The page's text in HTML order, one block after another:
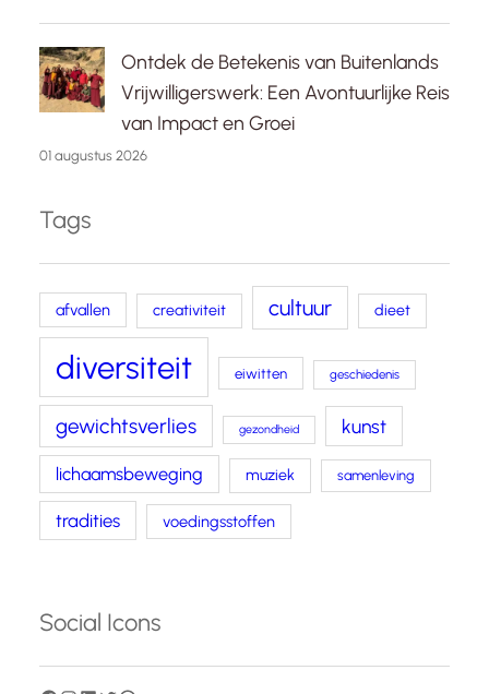
Ontdek de Betekenis van Buitenlands
Vrijwilligerswerk: Een Avontuurlijke Reis
van Impact en Groei
01 augustus 2026
Tags
afvallen creativiteit cultuur dieet
diversiteit eiwitten geschiedenis
gewichtsverlies gezondheid kunst
lichaamsbeweging muziek samenleving
tradities voedingsstoffen
Social Icons